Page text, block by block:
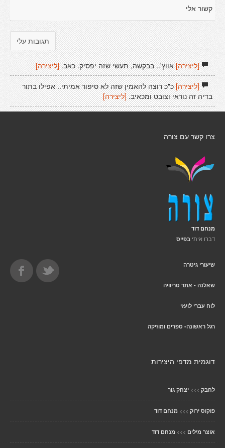
קשור אלי
תגובות עלי
[ליצירה]אווץ'.. בבקשה, תעשי שזה יפסיק. כאב. [ליצירה]
[ליצירה]כ"כ רוצה להאמין שזה לא סיפור אמיתי.. אפילו בתור
בדיה זה נוראי וצובט ומכאיב.[ליצירה]
צרו קשר עם צורה
מנחם דוד
דברו איתי בפייס
שיעורי גיטרה
שאלנה - אתר טריוויה
לוח עברי לועזי
רגל ראשונה- ספרים ומוזיקה
דוגמית מדפי היצירות
לחבק >>> יצחק גור
פוקוס ירוק >>> מנחם דוד
אוצר מילים >>> מנחם דוד